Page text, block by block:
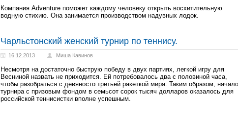
Компания Adventure поможет каждому человеку открыть восхитительную
водную стихию. Она занимается производством надувных лодок.
Чарльстонский женский турнир по теннису.
16.12.2013 Миша Кавинов
Несмотря на достаточно быструю победу в двух партиях, легкой игру для
Весниной назвать не приходится. Ей потребовалось два с половиной часа,
чтобы разобраться с девяносто третьей ракеткой мира. Таким образом, начало
турнира с призовым фондом в семьсот сорок тысяч долларов оказалось для
российской теннисистки вполне успешным.